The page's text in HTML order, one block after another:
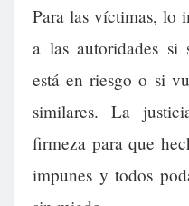
Para las víctimas, lo
a las autoridades si
está en riesgo o si
similares. La
firmeza para que
impunes y todos